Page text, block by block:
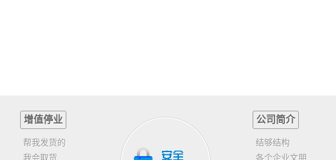
增值停业
帮我发货的
我会取货
公司简介
结够结构
各个企业文朋